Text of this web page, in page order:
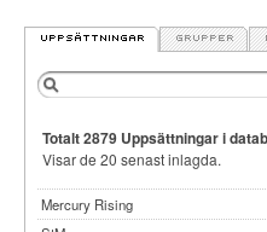
Totalt 2879 Uppsättningar i
Visar de 20 senast inlagda.
Mercury Rising